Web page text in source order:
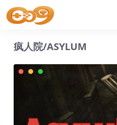
疯人院/ASYLUM